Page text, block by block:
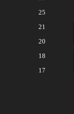
25
21
20
18
17